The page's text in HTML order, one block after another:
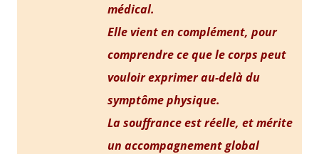
médical.
Elle vient en complément, pour
comprendre ce que le corps peut
vouloir exprimer au-delà du
symptôme physique.
La souffrance est réelle, et mérite
un accompagnement global